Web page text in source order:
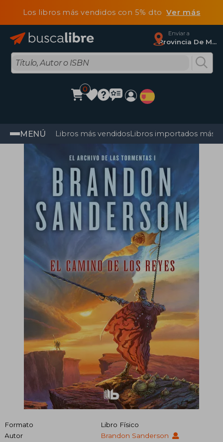
Los libros más vendidos con 5% dtoVer más
Enviar a
Provincia De Madrid
0
MENÚ Libros más vendidosLibros importados más
Formato
Libro Físico
Autor
Brandon Sanderson